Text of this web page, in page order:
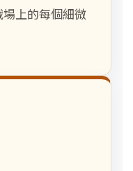
上的每個細微